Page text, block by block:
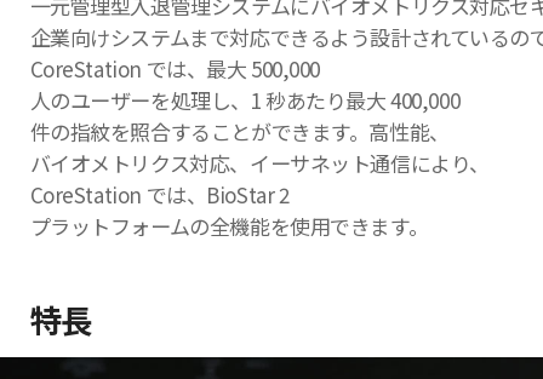
企業向けシステムまで対応できるよう設計されているの
CoreStation では、最大 500,000
人のユーザーを処理し、1 秒あたり最大 400,000
件の指紋を照合することができます。高性能、
バイオメトリクス対応、イーサネット通信により、
CoreStation では、BioStar 2
プラットフォームの全機能を使用できます。
特長